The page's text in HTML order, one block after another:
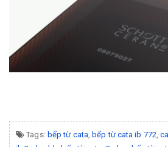
Tags: bếp từ cata, bếp từ cata ib 772,